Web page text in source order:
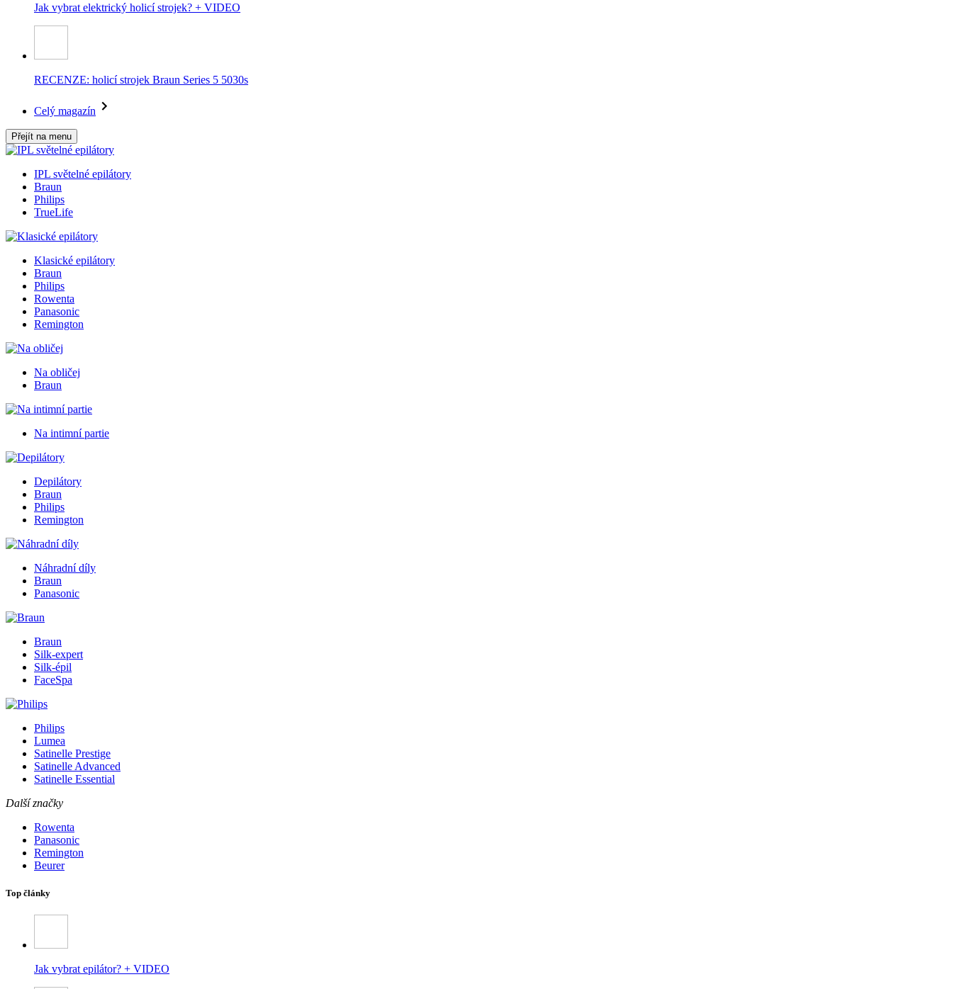
Jak vybrat elektrický holicí strojek? + VIDEO
RECENZE: holicí strojek Braun Series 5 5030s
Celý magazín
Přejít na menu
IPL světelné epilátory
Braun
Philips
TrueLife
Klasické epilátory
Braun
Philips
Rowenta
Panasonic
Remington
Na obličej
Braun
Na intimní partie
Depilátory
Braun
Philips
Remington
Náhradní díly
Braun
Panasonic
Braun
Silk-expert
Silk-épil
FaceSpa
Philips
Lumea
Satinelle Prestige
Satinelle Advanced
Satinelle Essential
Další značky
Rowenta
Panasonic
Remington
Beurer
Top články
Jak vybrat epilátor? + VIDEO